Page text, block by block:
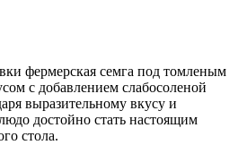
фермерская семга под томленым
с добавлением слабосоленой
выразительному вкусу и
достойно стать настоящим
стола.